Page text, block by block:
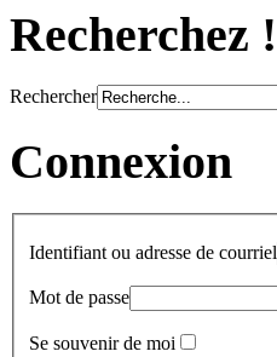
Recherchez !
Rechercher
Connexion
Identifiant ou adresse de courriel
Mot de passe
Se souvenir de moi